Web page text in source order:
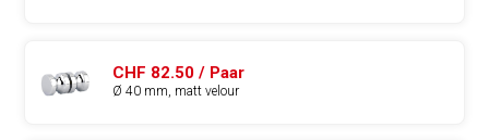
CHF 82.50 / Paar
Ø 40 mm, matt velour